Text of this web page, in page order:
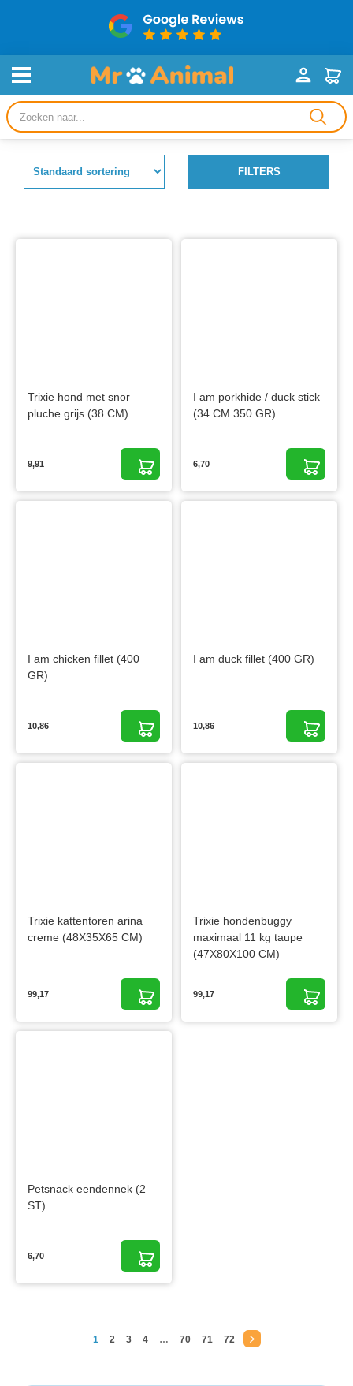
Producten
zoeken
FILTERS
Trixie hond met snor
pluche grijs (38 CM)
9,91
I am porkhide / duck stick
(34 CM 350 GR)
6,70
I am chicken fillet (400
GR)
10,86
I am duck fillet (400 GR)
10,86
Trixie kattentoren arina
creme (48X35X65 CM)
99,17
Trixie hondenbuggy
maximaal 11 kg taupe
(47X80X100 CM)
99,17
Petsnack eendennek (2
ST)
6,70
1 2 3 4 … 70 71 72 →